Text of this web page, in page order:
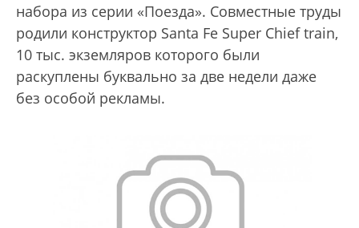
набора из серии «Поезда». Совместные труды
родили конструктор Santa Fe Super Chief train,
10 тыс. экземляров которого были
раскуплены буквально за две недели даже
без особой рекламы.